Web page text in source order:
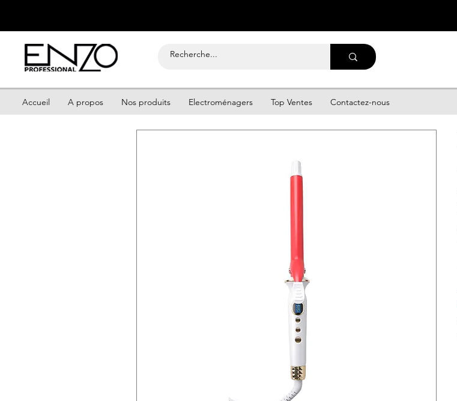
Accueil A propos Nos produits Electroménagers Top Ventes Contactez-nous